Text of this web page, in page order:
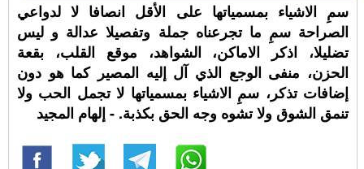
سمِ الاشياء بمسمياتها على الأقل انصافا لا لدواعي
الصراحة سمِ ما تجرعناه جملة وتفصيلا عدالة و ليس
تضليلا، اذكر الاماكن، الشواهد، موقع القلب، بقعة
الحزن، منفى الوجع الذي آل إليه المصير كما هو دون
إضافات تذكر، سمِ الاشياء بمسمياتها لا تجمل الحب ولا
تنمق الشوق ولا تشوه وجه الحق بكذبة. - إلهام المجيد